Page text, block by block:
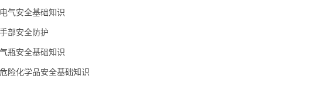
电气安全基础知识
手部安全防护
气瓶安全基础知识
危险化学品安全基础知识